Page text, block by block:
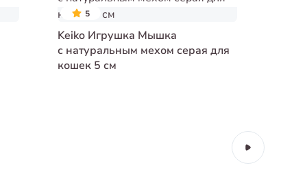
5
Keiko Игрушка Мышка
с натуральным мехом серая для
кошек 5 см